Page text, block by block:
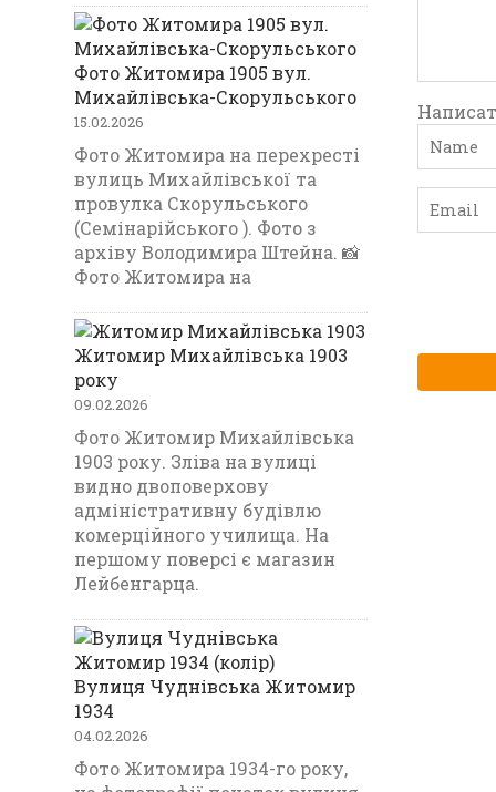
Фото Житомира 1905 вул.
Михайлівська-Скорульського
15.02.2026
Фото Житомира на перехресті
вулиць Михайлівської та
провулка Скорульського
(Семінарійського ). Фото з
архіву Володимира Штейна. 📸
Фото Житомира на
Житомир Михайлівська 1903
року
09.02.2026
Фото Житомир Михайлівська
1903 року. Зліва на вулиці
видно двоповерхову
адміністративну будівлю
комерційного училища. На
першому поверсі є магазин
Лейбенгарца.
Вулиця Чуднівська Житомир
1934
04.02.2026
Фото Житомира 1934-го року,